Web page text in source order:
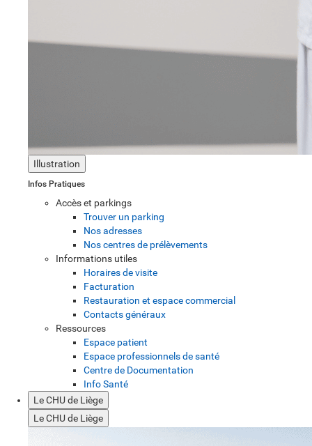
Illustration
Infos Pratiques
Accès et parkings
Trouver un parking
Nos adresses
Nos centres de prélèvements
Informations utiles
Horaires de visite
Facturation
Restauration et espace commercial
Contacts généraux
Ressources
Espace patient
Espace professionnels de santé
Centre de Documentation
Info Santé
Le CHU de Liège
Le CHU de Liège